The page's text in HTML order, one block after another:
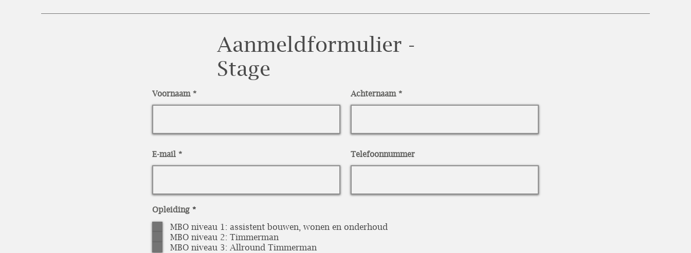
Aanmeldformulier -
Stage
Voornaam Achternaam
E-mail Telefoonnummer
Opleiding *R
q
u
i
r
MBO niveau 1: assistent bouwen, wonen en onderhoud
MBO niveau 2: Timmerman
MBO niveau 3: Allround Timmerman